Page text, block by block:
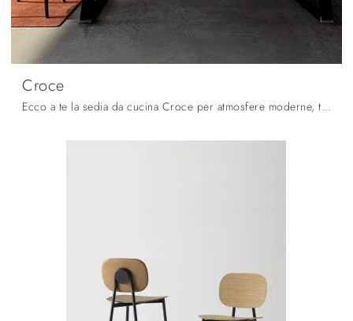
Croce
Ecco a te la sedia da cucina Croce per atmosfere moderne, tra le più originali Sedie fisse di Fratelli Mirandola.